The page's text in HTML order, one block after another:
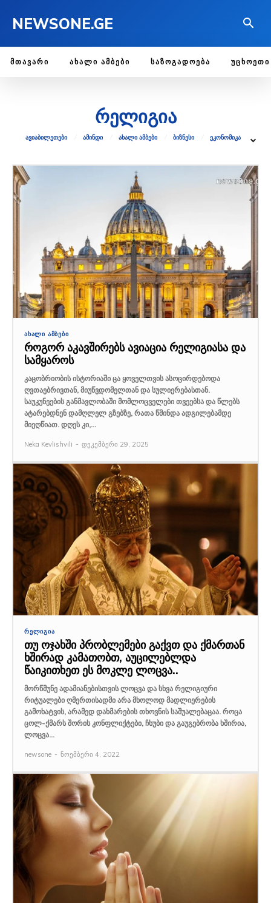
NEWSONE.GE
ᲛᲗᲐᲕᲐᲠᲘ ᲐᲮᲐᲚᲘ ᲐᲛᲑᲔᲑᲘ ᲡᲐᲖᲝᲒᲐᲓᲝᲔᲑᲐ ᲣᲪᲮᲝᲔᲗᲘ
რელიგია
ᲐᲕᲘᲐᲑᲘᲚᲔᲗᲔᲑᲘ ᲐᲛᲘᲜᲓᲘ ᲐᲮᲐᲚᲘ ᲐᲛᲑᲔᲑᲘ ᲑᲘᲖᲜᲔᲡᲘ ᲔᲙᲝᲜᲝᲛᲘᲙᲐ
ᲐᲮᲐᲚᲘ ᲐᲛᲑᲔᲑᲘ
როგორ აკავშირებს ავიაცია რელიგიასა და
სამყაროს
კაცობრიობის ისტორიაში ცა ყოველთვის ასოცირდებოდა
ღვთაებრივთან, მიუწვდომელთან და სულიერებასთან.
საუკუნეების განმავლობაში მომლოცველები თვეებსა და წლებს
ატარებდნენ დამღლელ გზებზე, რათა წმინდა ადგილებამდე
მიეღწიათ. დღეს კი,...
Neka Kevlishvili - დეკემბერი 29, 2025
ᲠᲔᲚᲘᲒᲘᲐ
თუ ოჯახში პრობლემები გაქვთ და ქმართან
ხშირად კამათობთ, აუცილებლდა
წაიკითხეთ ეს მოკლე ლოცვა..
მორწმუნე ადამიანებისთვის ლოცვა და სხვა რელიგიური
რიტუალები ღმერთისადმი არა მხოლოდ მადლიერების
გამოხატვის, არამედ დახმარების თხოვნის საშუალებაცაა. როცა
ცოლ-ქმარს შორის კონფლიქტები, ჩხუბი და გაუგებრობა ხშირია,
ლოცვა...
newsone - ნოემბერი 4, 2022